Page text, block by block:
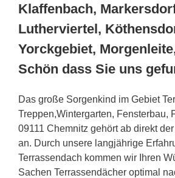
Klaffenbach,
Lutherviertel,
Yorckgebiet,
Schön dass Sie uns
Das große Sorgenkind im Gebiet
Treppen,Wintergarten, Fensterbau,
09111 Chemnitz gehört ab direkt
an. Durch unsere langjährige
Terrassendach kommen wir Ihren
Sachen Terrassendächer optimal